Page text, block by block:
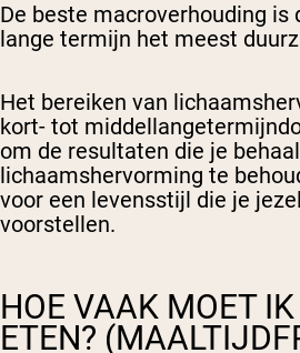
De beste macroverhouding is
lange termijn het meest
Het bereiken van
kort- tot
om de resultaten die je
lichaamshervorming te
voor een levensstijl die je
voorstellen.
HOE VAAK MOET
ETEN?